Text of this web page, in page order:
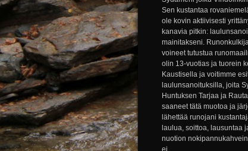
Sen kustantaa
ole kovin aktiivisesti
kanavia pitkin:
mainitakseni.
voineet tutustua
olin 13-vuotias ja tuorein
Kaustisella ja voitimme
laulunsanoituksilla, joita
Huntuksen Tarjaa ja
saaneet tätä muotoa ja
lähettää runojani
laulua, soittoa, lausuntaa
nuotion
ei...